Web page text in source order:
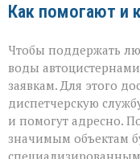
Как помогают и
Чтобы поддержать
воды
заявкам. Для этого
диспетчерскую
и помогут адресно.
значимым объектам